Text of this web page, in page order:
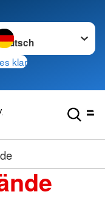
wechseln zu
klar